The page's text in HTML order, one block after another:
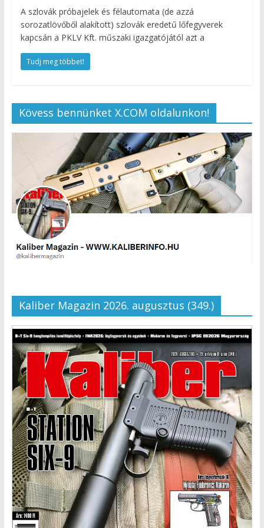
A szlovák próbajelek és félautomata (de azzá
sorozatlövőből alakított) szlovák eredetű lőfegyverek
kapcsán a PKLV Kft. műszaki igazgatójától azt a
Tudj meg többet!
Kövess bennünket X.COM oldalunkon!
Kaliber Magazin 2026. augusztus (349.)